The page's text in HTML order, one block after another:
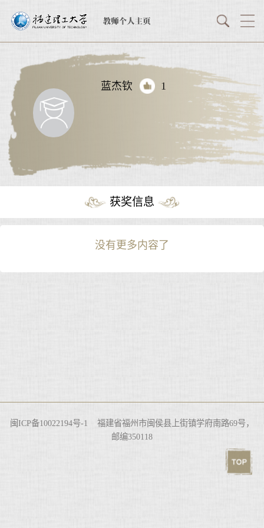
蓝杰钦 1
获奖信息
没有更多内容了
闽ICP备10022194号-1 福建省福州市闽侯县上街镇学府南路69号，
邮编350118